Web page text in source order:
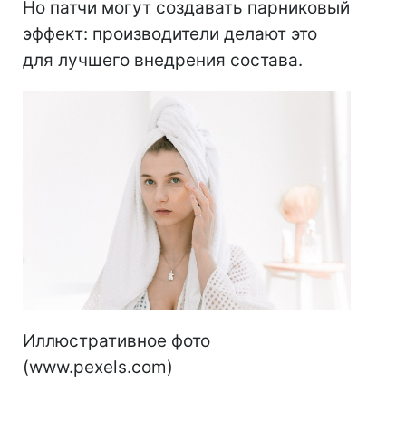
Но патчи могут создавать парниковый
эффект: производители делают это
для лучшего внедрения состава.
Иллюстративное фото
(www.pexels.com)